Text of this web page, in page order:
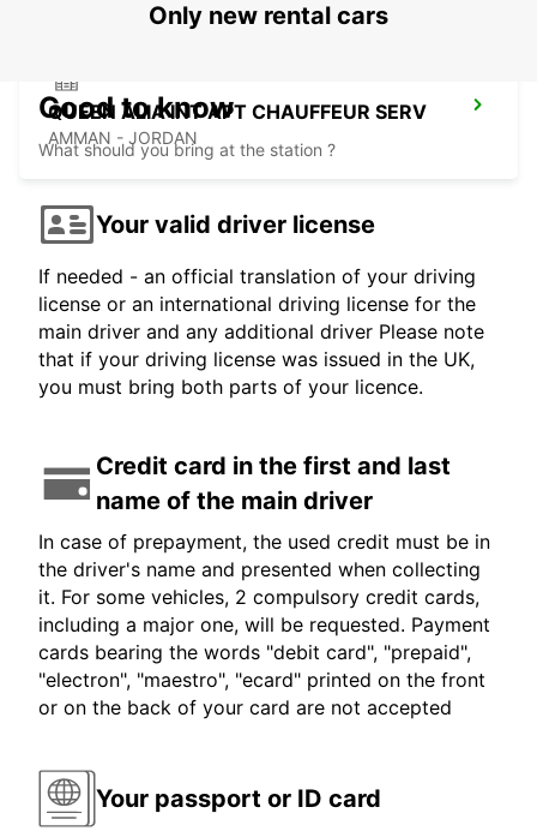
QUEEN ALIA INT APT CHAUFFEUR SERV
AMMAN - JORDAN
Only new rental cars
Good to know
What should you bring at the station ?
Your valid driver license
If needed - an official translation of your driving
license or an international driving license for the
main driver and any additional driver Please note
that if your driving license was issued in the UK,
you must bring both parts of your licence.
Credit card in the first and last
name of the main driver
In case of prepayment, the used credit must be in
the driver's name and presented when collecting
it. For some vehicles, 2 compulsory credit cards,
including a major one, will be requested. Payment
cards bearing the words "debit card", "prepaid",
"electron", "maestro", "ecard" printed on the front
or on the back of your card are not accepted
Your passport or ID card